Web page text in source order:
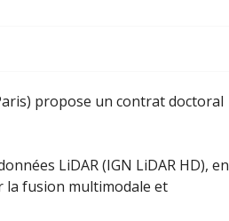
propose un contrat doctoral
LiDAR (IGN LiDAR HD), en
la fusion multimodale et